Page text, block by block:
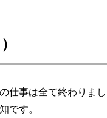
仕事は全て終わりまし
です。